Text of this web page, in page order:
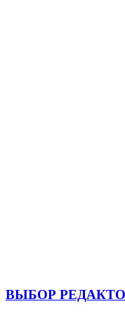
ВЫБОР